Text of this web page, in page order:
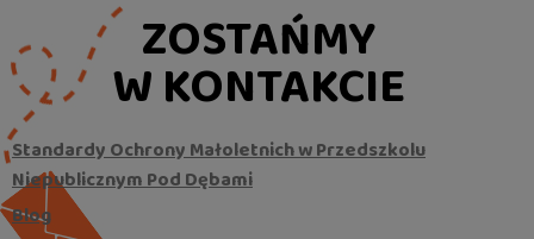
ZOSTAŃMY
W KONTAKCIE
Standardy Ochrony Małoletnich w Przedszkolu
Niepublicznym Pod Dębami
Blog